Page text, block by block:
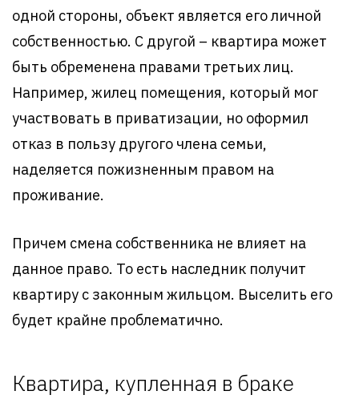
одной стороны, объект является его личной
собственностью. С другой – квартира может
быть обременена правами третьих лиц.
Например, жилец помещения, который мог
участвовать в приватизации, но оформил
отказ в пользу другого члена семьи,
наделяется пожизненным правом на
проживание.
Причем смена собственника не влияет на
данное право. То есть наследник получит
квартиру с законным жильцом. Выселить его
будет крайне проблематично.
Квартира, купленная в браке